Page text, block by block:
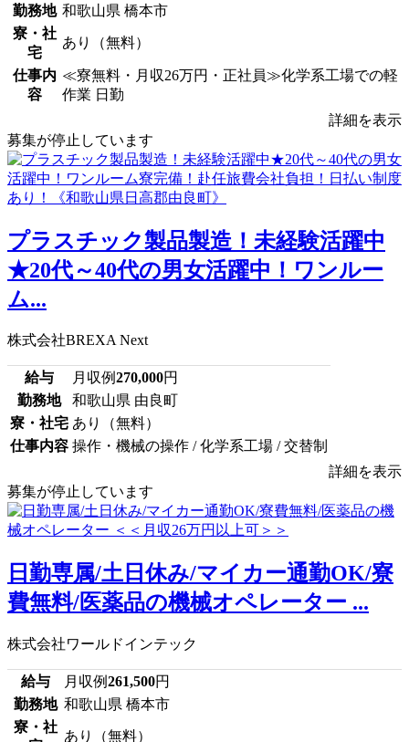
勤務地 和歌山県 橋本市
寮・社
宅
あり（無料）
仕事内
容
≪寮無料・月収26万円・正社員≫化学系工場での軽
作業 日勤
詳細を表示
募集が停止しています
プラスチック製品製造！未経験活躍中
★20代～40代の男女活躍中！ワンルー
ム...
株式会社BREXA Next
給与 月収例270,000円
勤務地
和歌山県 由良町
寮・社宅 あり（無料）
仕事内容 操作・機械の操作 / 化学系工場 / 交替制
詳細を表示
募集が停止しています
日勤専属/土日休み/マイカー通勤OK/寮
費無料/医薬品の機械オペレーター ...
株式会社ワールドインテック
給与 月収例261,500円
勤務地 和歌山県 橋本市
寮・社
あり（無料）